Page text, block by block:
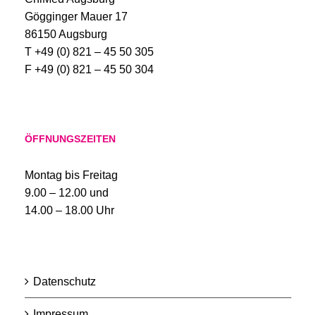
Gögginger Mauer 17
86150 Augsburg
T +49 (0) 821 – 45 50 305
F +49 (0) 821 – 45 50 304
ÖFFNUNGSZEITEN
Montag bis Freitag
9.00 – 12.00 und
14.00 – 18.00 Uhr
Datenschutz